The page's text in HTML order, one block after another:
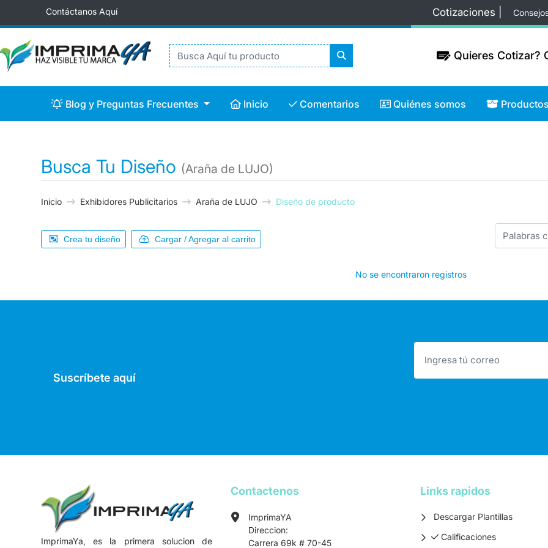
Contáctanos Aquí Cotizaciones |
Quieres Cotizar?
Quieres Cotizar?
Blog y Preguntas Frecuentes
Blog y Preguntas Frecuentes Inicio
Inicio Comentarios
Comentarios Quiénes somos
Quiénes somos Productos
Productos
Busca Tu Diseño (Araña de LUJO)
Inicio Exhibidores Publicitarios Araña de LUJO Diseño de producto
Crea tu diseño Cargar / Agregar al carrito
No se encontraron registros
Suscríbete aquí
ImprimaYa, es la primera solucion de
Contactenos
ImprimaYA
Direccion:
Carrera 69k # 70-45
Links rapidos
Descargar Plantillas
Calificaciones
Calificaciones